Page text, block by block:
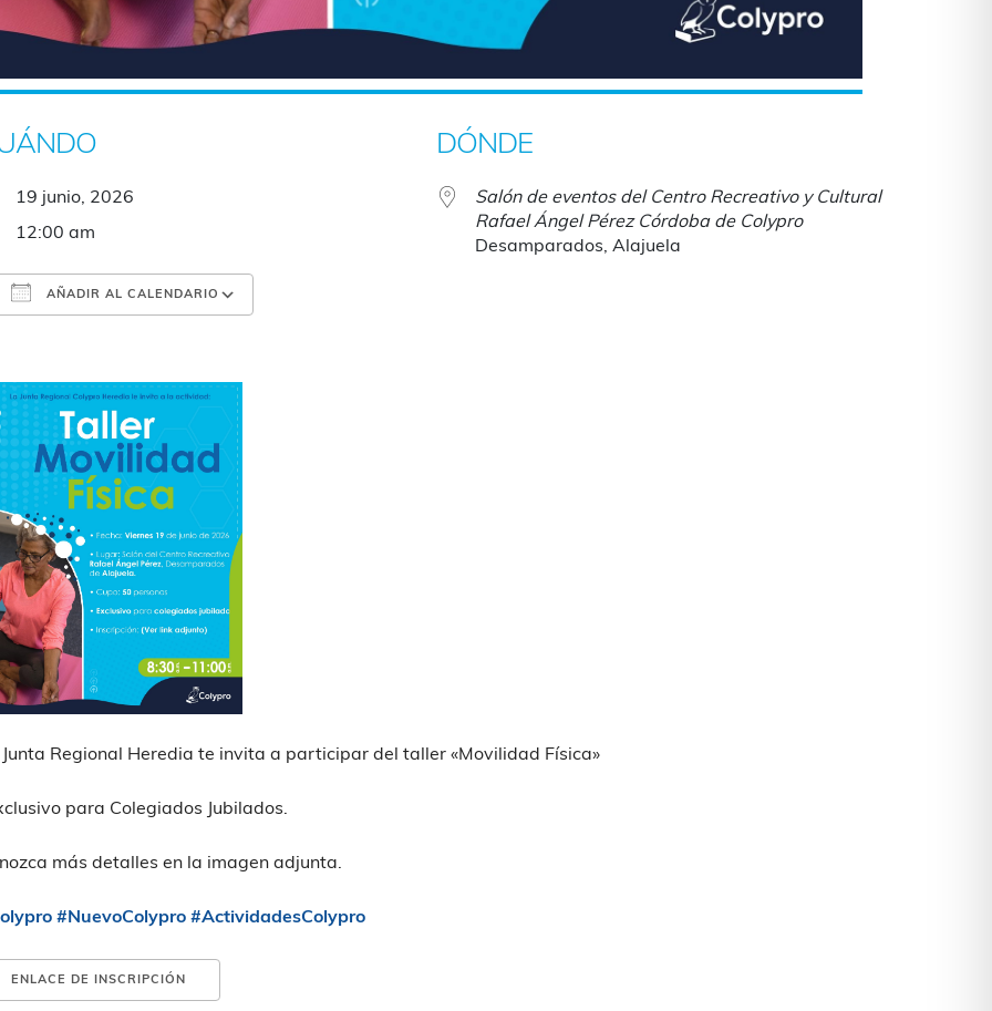
19 junio, 2026
12:00 am
AÑADIR AL CALENDARIO
DÓNDE
Salón de eventos del Centro Recreativo y Cultural
Rafael Ángel Pérez Córdoba de Colypro
Desamparados, Alajuela
Regional Heredia te invita a participar del taller «Movilidad Física»
para Colegiados Jubilados.
más detalles en la imagen adjunta.
#NuevoColypro #ActividadesColypro
ENLACE DE INSCRIPCIÓN